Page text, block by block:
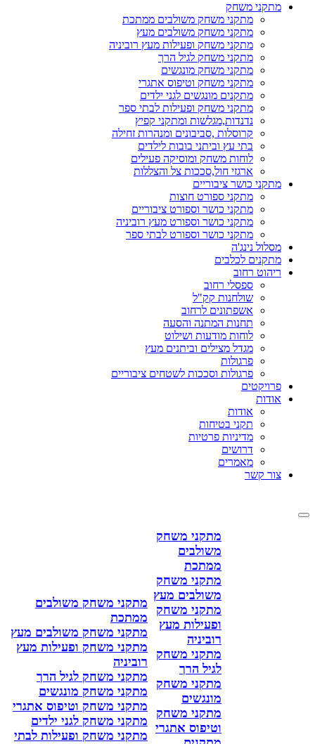
מתקני משחק
מתקני משחק משולבים ממתכת
מתקני משחק משולבים מעץ
מתקני משחק ופעילות מעץ רוביניה
מתקני משחק לגיל הרך
מתקני משחק מונגשים
מתקני משחק וטיפוס אתגרי
מתקנים מונגשים לגני ילדים
מתקני משחק ופעילות לבתי ספר
נדנדות,מגלשות ומתקני קפיץ
קרוסלות ,סביבונים ומנהרות זחילה
בתי עץ וביתני בובות לילדים
לוחות משחק ומוסיקה פעילים
ארגזי חול,סככות צל והצללות
מתקני כושר ציבוריים
מתקני ספורט חוצות
מתקני כושר וספורט ציבוריים
מתקני כושר וספורט מעץ רוביניה
מתקני כושר וספורט לבתי ספר
מסלול נינג'ה
מתקנים לכלבים
ריהוט רחוב
ספסלי רחוב
שולחנות קק"ל
אשפתונים לרחוב
תחנות המתנה והסעה
לוחות מודעות ושילוט
מגדל מצילים וביתנים מעץ
פרגולות
פרגולות וסככות לשטחים ציבוריים
פרויקטים
אודות
אודות
תקני בטיחות
מדיניות פרטיות
דרושים
מאמרים
צור קשר
מתקני משחק
משולבים
ממתכת
מתקני משחק
משולבים מעץ
מתקני משחק
ופעילות מעץ
רוביניה
מתקני משחק
לגיל הרך
מתקני משחק
מונגשים
מתקני משחק
וטיפוס אתגרי
מתקני משחק משולבים
ממתכת
מתקני משחק משולבים מעץ
מתקני משחק ופעילות מעץ
רוביניה
מתקני משחק לגיל הרך
מתקני משחק מונגשים
מתקני משחק וטיפוס אתגרי
מתקני משחק לגני ילדים
מתקני משחק ופעילות לבתי